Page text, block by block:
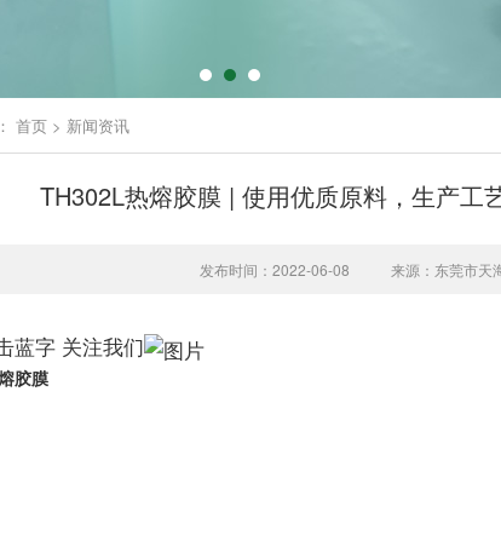
首页 > 新闻资讯
TH302L热熔胶膜 | 使用优质原料，生产工
发布时间：2022-06-08 来源：东莞市天
蓝字 关注我们
胶膜